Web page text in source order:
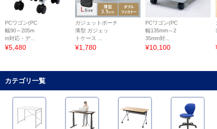
PCワゴン(PC
幅90～205m
m対応・デ...
¥5,480
ガジェットポーチ
薄型 ガジェッ
トケース ...
¥1,780
PCワゴン(PC
幅135mm～2
35mm対...
¥10,100
カテゴリ一覧